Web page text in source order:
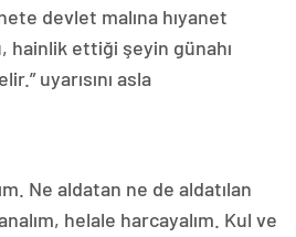
devlet malına hıyanet
hainlik ettiği şeyin günahı
uyarısını asla
Ne aldatan ne de aldatılan
helale harcayalım. Kul ve